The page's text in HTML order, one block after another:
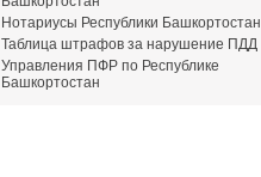
Нотариусы Республики Башкортостан
Таблица штрафов за нарушение ПДД
Управления ПФР по Республике
Башкортостан